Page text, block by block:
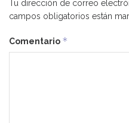
Tu dirección de correo
campos obligatorios están
Comentario *